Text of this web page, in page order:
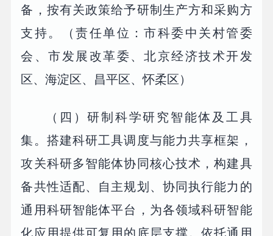
备，按有关政策给予研制生产方和采购方
支持。（责任单位：市科委中关村管委
会、市发展改革委、北京经济技术开发
区、海淀区、昌平区、怀柔区）
（四）研制科学研究智能体及工具
集。搭建科研工具调度与能力共享框架，
攻关科研多智能体协同核心技术，构建具
备共性适配、自主规划、协同执行能力的
通用科研智能体平台，为各领域科研智能
化应用提供可复用的底层支撑。依托通用